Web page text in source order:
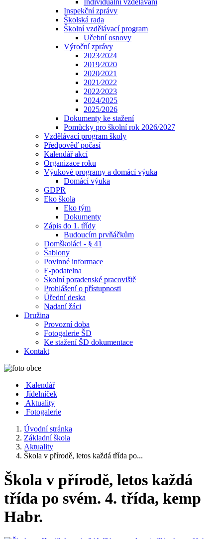
Individuální vzdělávání
Inspekční zprávy
Školská rada
Školní vzdělávací program
Učební osnovy
Výroční zprávy
2023⁄2024
2019⁄2020
2020⁄2021
2021⁄2022
2022⁄2023
2024/2025
2025/2026
Dokumenty ke stažení
Pomůcky pro školní rok 2026/2027
Vzdělávací program školy
Předpověď počasí
Kalendář akcí
Organizace roku
Výukové programy a domácí výuka
Domácí výuka
GDPR
Eko škola
Eko tým
Dokumenty
Zápis do 1. třídy
Budoucím prvňáčkům
Domškoláci - § 41
Šablony
Povinné informace
E-podatelna
Školní poradenské pracoviště
Prohlášení o přístupnosti
Úřední deska
Nadaní žáci
Družina
Provozní doba
Fotogalerie ŠD
Ke stažení ŠD dokumentace
Kontakt
Kalendář
Jídelníček
Aktuality
Fotogalerie
Úvodní stránka
Základní škola
Aktuality
Škola v přírodě, letos každá třída po...
Škola v přírodě, letos každá
třída po svém. 4. třída, kemp
Habr.